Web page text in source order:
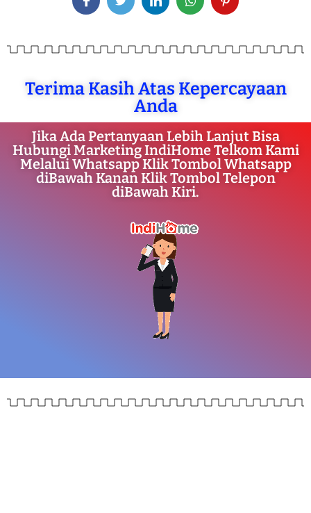
Terima Kasih Atas Kepercayaan
Anda
Jika Ada Pertanyaan Lebih Lanjut Bisa
Hubungi Marketing IndiHome Telkom Kami
Melalui Whatsapp Klik Tombol Whatsapp
diBawah Kanan Klik Tombol Telepon
diBawah Kiri.